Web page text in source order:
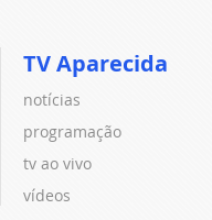
TV Aparecida
notícias
programação
tv ao vivo
vídeos